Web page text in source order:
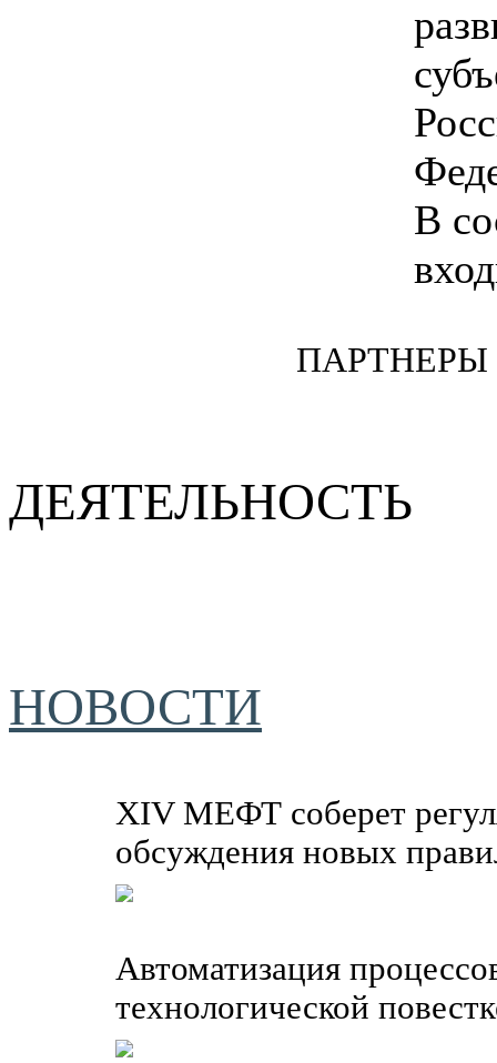
В
ПАРТНЕРЫ
ДЕЯТЕЛЬНОСТЬ
НОВОСТИ
XIV МЕФТ соберет
обсуждения новых
Автоматизация
технологической